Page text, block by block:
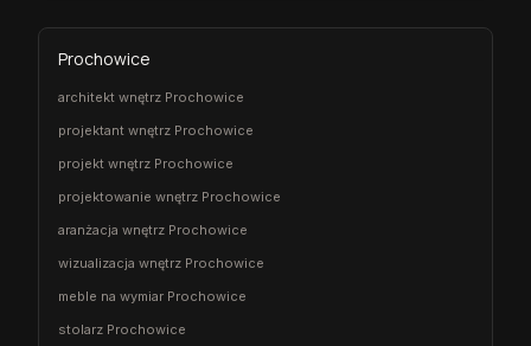
Prochowice
architekt wnętrz Prochowice
projektant wnętrz Prochowice
projekt wnętrz Prochowice
projektowanie wnętrz Prochowice
aranżacja wnętrz Prochowice
wizualizacja wnętrz Prochowice
meble na wymiar Prochowice
stolarz Prochowice